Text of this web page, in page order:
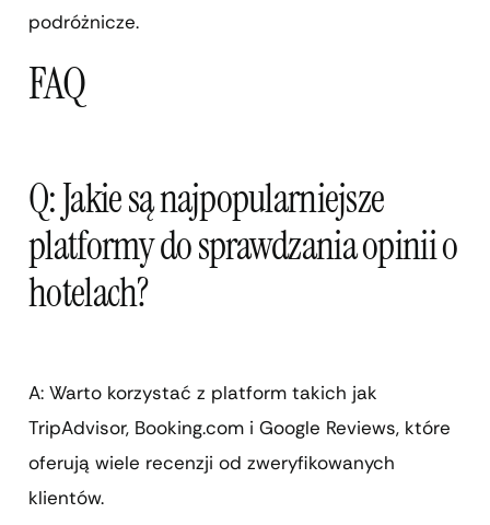
podróżnicze.
FAQ
Q: Jakie są najpopularniejsze
platformy do sprawdzania opinii o
hotelach?
A: Warto korzystać z platform takich jak
TripAdvisor, Booking.com i Google Reviews, które
oferują wiele recenzji od zweryfikowanych
klientów.